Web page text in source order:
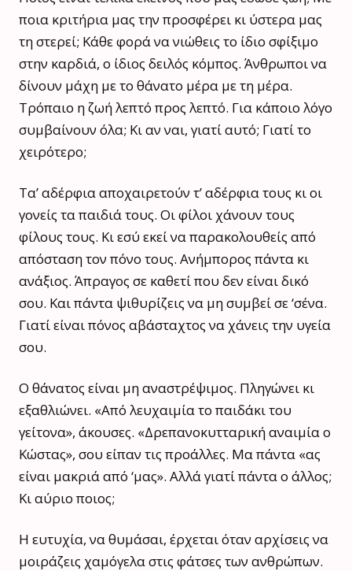
ποια κριτήρια μας την προσφέρει κι ύστερα μας
τη στερεί; Κάθε φορά να νιώθεις το ίδιο σφίξιμο
στην καρδιά, ο ίδιος δειλός κόμπος. Άνθρωποι να
δίνουν μάχη με το θάνατο μέρα με τη μέρα.
Τρόπαιο η ζωή λεπτό προς λεπτό. Για κάποιο λόγο
συμβαίνουν όλα; Κι αν ναι, γιατί αυτό; Γιατί το
χειρότερο;
Τα’ αδέρφια αποχαιρετούν τ’ αδέρφια τους κι οι
γονείς τα παιδιά τους. Οι φίλοι χάνουν τους
φίλους τους. Κι εσύ εκεί να παρακολουθείς από
απόσταση τον πόνο τους. Ανήμπορος πάντα κι
ανάξιος. Άπραγος σε καθετί που δεν είναι δικό
σου. Και πάντα ψιθυρίζεις να μη συμβεί σε ‘σένα.
Γιατί είναι πόνος αβάσταχτος να χάνεις την υγεία
σου.
Ο θάνατος είναι μη αναστρέψιμος. Πληγώνει κι
εξαθλιώνει. «Από λευχαιμία το παιδάκι του
γείτονα», άκουσες. «Δρεπανοκυτταρική αναιμία ο
Κώστας», σου είπαν τις προάλλες. Μα πάντα «ας
είναι μακριά από ‘μας». Αλλά γιατί πάντα ο άλλος;
Κι αύριο ποιος;
Η ευτυχία, να θυμάσαι, έρχεται όταν αρχίσεις να
μοιράζεις χαμόγελα στις φάτσες των ανθρώπων.